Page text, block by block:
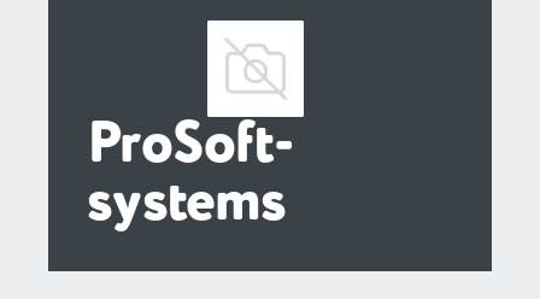
ProSoft-
systems